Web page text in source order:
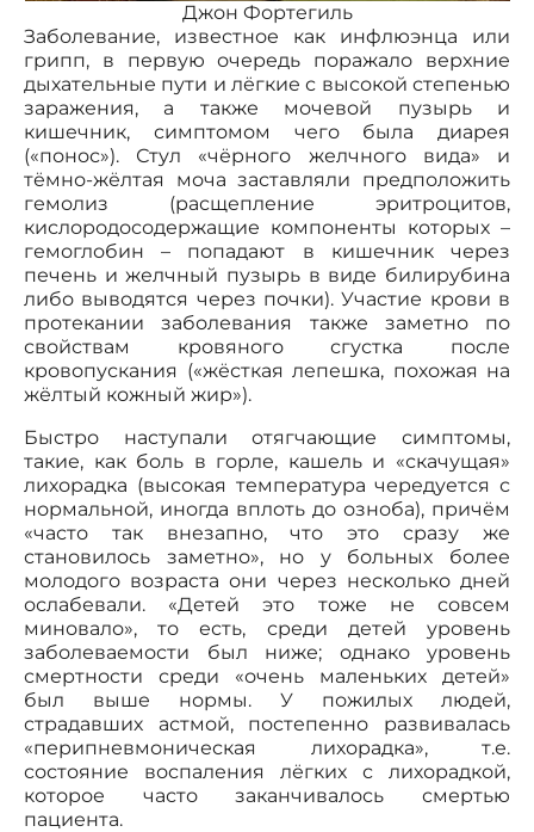
Джон Фортегиль
Заболевание, известное как инфлюэнца или
грипп, в первую очередь поражало верхние
дыхательные пути и лёгкие с высокой степенью
заражения, а также мочевой пузырь и
кишечник, симптомом чего была диарея
(«понос»). Стул «чёрного желчного вида» и
тёмно-жёлтая моча заставляли предположить
гемолиз (расщепление эритроцитов,
кислородосодержащие компоненты которых –
гемоглобин – попадают в кишечник через
печень и желчный пузырь в виде билирубина
либо выводятся через почки). Участие крови в
протекании заболевания также заметно по
свойствам кровяного сгустка после
кровопускания («жёсткая лепешка, похожая на
жёлтый кожный жир»).
Быстро наступали отягчающие симптомы,
такие, как боль в горле, кашель и «скачущая»
лихорадка (высокая температура чередуется с
нормальной, иногда вплоть до озноба), причём
«часто так внезапно, что это сразу же
становилось заметно», но у больных более
молодого возраста они через несколько дней
ослабевали. «Детей это тоже не совсем
миновало», то есть, среди детей уровень
заболеваемости был ниже; однако уровень
смертности среди «очень маленьких детей»
был выше нормы. У пожилых людей,
страдавших астмой, постепенно развивалась
«перипневмоническая лихорадка», т.е.
состояние воспаления лёгких с лихорадкой,
которое часто заканчивалось смертью
пациента.